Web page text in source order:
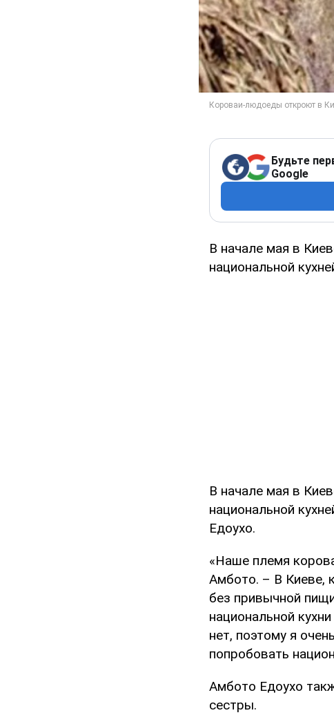
Будьте
Google
В начале мая в
национальной
В начале мая в
национальной
Едоухо.
«Наше племя
Амбото. – В Киеве,
без привычной
национальной
нет, поэтому я
попробовать
Амбото Едоухо
сестры.